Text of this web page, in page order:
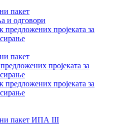
пакет
и одговори
предложених пројеката за
пакет
пројеката за
предложених пројеката за
пакет ИПА III